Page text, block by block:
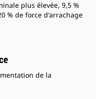
plus élevée, 9,5 %
% de force d'arrachage
de la